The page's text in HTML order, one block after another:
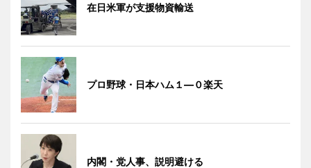
在日米軍が支援物資輸送
プロ野球・日本ハム１―０楽天
内閣・党人事、説明避ける